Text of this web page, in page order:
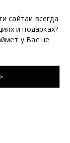
сайтаи всегда
и подарках?
у Вас не